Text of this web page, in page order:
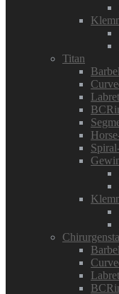
Titan
Labret
Labret